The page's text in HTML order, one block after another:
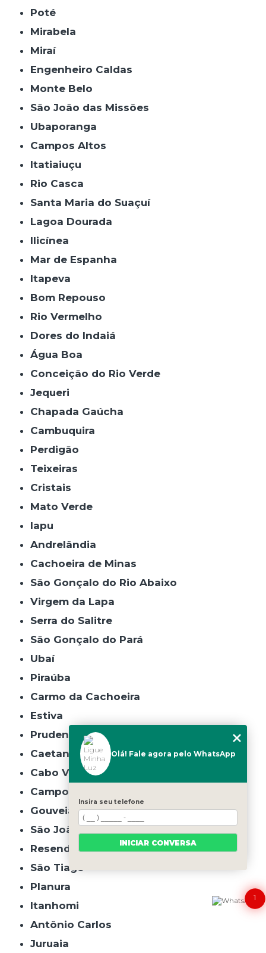
Poté
Mirabela
Miraí
Engenheiro Caldas
Monte Belo
São João das Missões
Ubaporanga
Campos Altos
Itatiaiuçu
Rio Casca
Santa Maria do Suaçuí
Lagoa Dourada
Ilicínea
Mar de Espanha
Itapeva
Bom Repouso
Rio Vermelho
Dores do Indaiá
Água Boa
Conceição do Rio Verde
Jequeri
Chapada Gaúcha
Cambuquira
Perdigão
Teixeiras
Cristais
Mato Verde
Iapu
Andrelândia
Cachoeira de Minas
São Gonçalo do Rio Abaixo
Virgem da Lapa
Serra do Salitre
São Gonçalo do Pará
Ubaí
Piraúba
Carmo da Cachoeira
Estiva
Prudente de Morais
Caetanópolis
Cabo Verde
Campo do Meio
Gouveia
São João do Manhuaçu
Resende Costa
São Tiago
Planura
Itanhomi
Antônio Carlos
Juruaia
1
Olá! Fale agora pelo WhatsApp
Insira seu telefone
INICIAR CONVERSA